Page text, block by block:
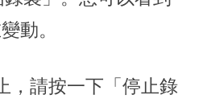
動。
，請按一下「停止錄